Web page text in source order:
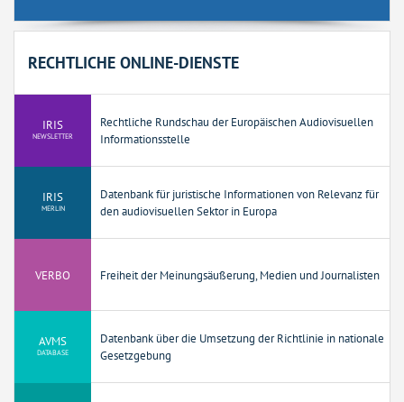
RECHTLICHE ONLINE-DIENSTE
IRIS
NEWSLETTER
Rechtliche Rundschau der Europäischen Audiovisuellen
Informationsstelle
IRIS
MERLIN
Datenbank für juristische Informationen von Relevanz für
den audiovisuellen Sektor in Europa
VERBO Freiheit der Meinungsäußerung, Medien und Journalisten
AVMS
DATABASE
Datenbank über die Umsetzung der Richtlinie in nationale
Gesetzgebung